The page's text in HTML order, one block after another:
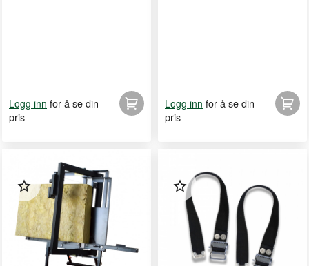
Logg inn for å se din
pris
Logg inn for å se din
pris